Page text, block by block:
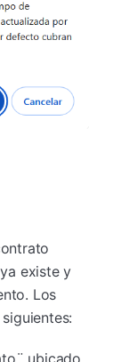
existe y
Los
ubicado